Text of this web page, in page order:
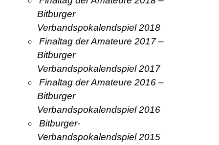
Bitburger
Verbandspokalendspiel 2018
Finaltag der Amateure 2017 –
Bitburger
Verbandspokalendspiel 2017
Finaltag der Amateure 2016 –
Bitburger
Verbandspokalendspiel 2016
Bitburger-
Verbandspokalendspiel 2015